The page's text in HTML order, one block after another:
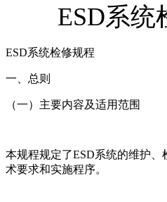
ESD系统
ESD系统检修规程
一、总则
（一）主要内容及适用范围
本规程规定了ESD系统的维护
术要求和实施程序。